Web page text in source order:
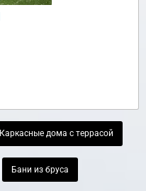
Каркасные дома с террасой
Бани из бруса